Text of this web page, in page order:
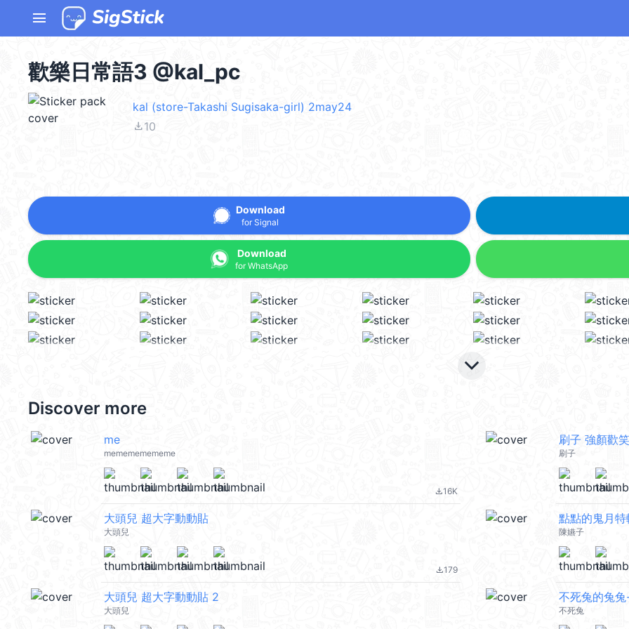
menu
歡樂日常語3 @kal_pc
kal (store-Takashi Sugisaka-girl) 2may24
file_download10
Download
for Signal
Download
for WhatsApp
keyboard_arrow_down
Discover more
me
memememememe
file_download16K
刷子 強顏歡
刷子
大頭兒 超大字動動貼
大頭兒
file_download179
點點的鬼月特
陳嬿子
大頭兒 超大字動動貼 2
大頭兒
不死兔的兔
不死兔